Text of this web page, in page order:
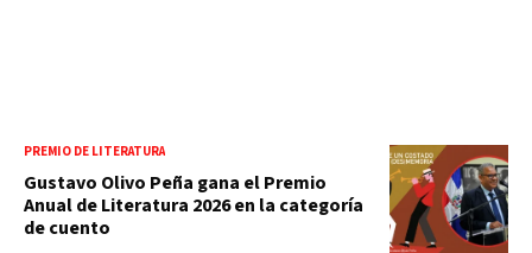
PREMIO DE LITERATURA
Gustavo Olivo Peña gana el Premio
Anual de Literatura 2026 en la categoría
de cuento